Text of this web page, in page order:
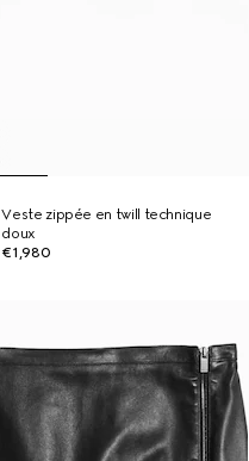
Veste zippée en twill technique
doux
€1,980